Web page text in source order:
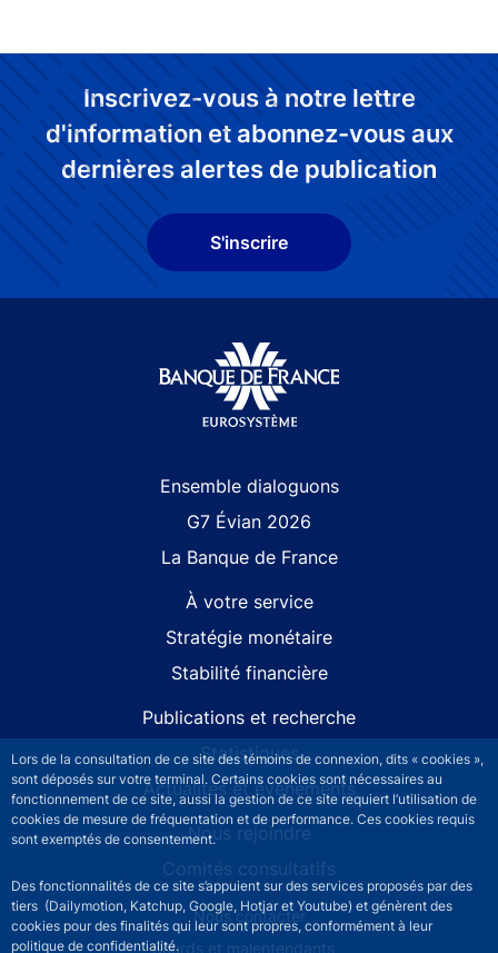
Lors de la consultation de ce site des témoins de connexion, dits « cookies »,
sont déposés sur votre terminal. Certains cookies sont nécessaires au
fonctionnement de ce site, aussi la gestion de ce site requiert l’utilisation de
cookies de mesure de fréquentation et de performance. Ces cookies requis
sont exemptés de consentement.
Des fonctionnalités de ce site s’appuient sur des services proposés par des
tiers (Dailymotion, Katchup, Google, Hotjar et Youtube) et génèrent des
cookies pour des finalités qui leur sont propres, conformément à leur
politique de confidentialité.
Inscrivez-vous à notre lettre
d'information et abonnez-vous aux
dernières alertes de publication
S'inscrire
Ensemble dialoguons
G7 Évian 2026
La Banque de France
À votre service
Stratégie monétaire
Stabilité financière
Publications et recherche
Statistiques
Actualités et événements
Nous rejoindre
Comités consultatifs
Footer secondary menuNous contacter
Sourds et malentendants